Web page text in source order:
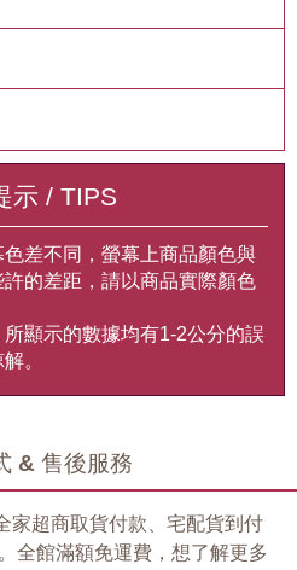
示 / TIPS
色差不同，螢幕上商品顏色與
的差距，請以商品實際顏色
顯示的數據均有1-2公分的誤
。
& 售後服務
家超商取貨付款、宅配貨到付
全館滿額免運費，想了解更多